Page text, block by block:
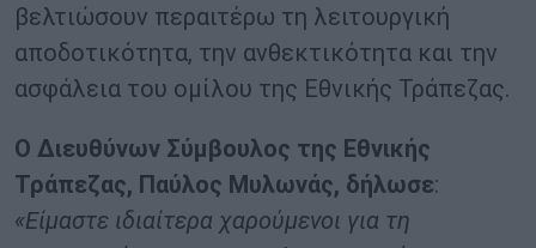
βελτιώσουν περαιτέρω τη λειτουργική
αποδοτικότητα, την ανθεκτικότητα και την
ασφάλεια του ομίλου της Εθνικής Τράπεζας.
Ο Διευθύνων Σύμβουλος της Εθνικής
Τράπεζας, Παύλος Μυλωνάς, δήλωσε:
«Είμαστε ιδιαίτερα χαρούμενοι για τη